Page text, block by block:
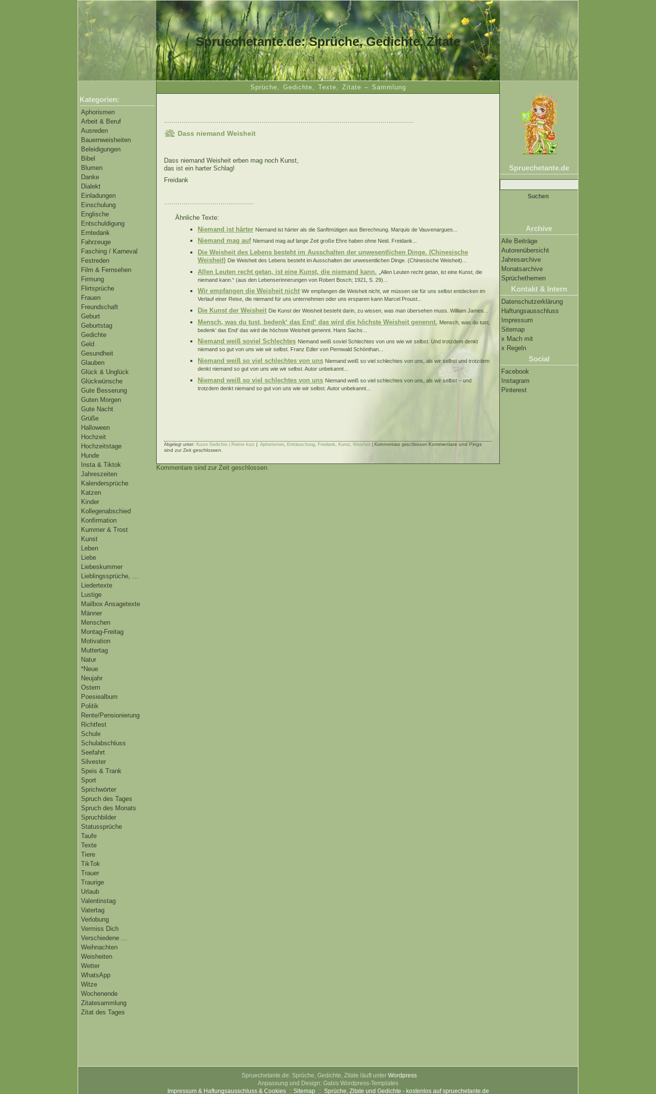
Spruechetante.de: Sprüche, Gedichte, Zitate
Sprüche, Gedichte, Texte, Zitate – Sammlung
Kategorien:
Aphorismen
Arbeit & Beruf
Ausreden
Bauernweisheiten
Beleidigungen
Bibel
Blumen
Danke
Dialekt
Einladungen
Einschulung
Englische
Entschuldigung
Erntedank
Fahrzeuge
Fasching / Karneval
Festreden
Film & Fernsehen
Firmung
Flirtsprüche
Frauen
Freundschaft
Geburt
Geburtstag
Gedichte
Geld
Gesundheit
Glauben
Glück & Unglück
Glückwünsche
Gute Besserung
Guten Morgen
Gute Nacht
Grüße
Halloween
Hochzeit
Hochzeitstage
Hunde
Insta & Tiktok
Jahreszeiten
Kalendersprüche
Katzen
Kinder
Kollegenabschied
Konfirmation
Kummer & Trost
Kunst
Leben
Liebe
Liebeskummer
Lieblingssprüche, …
Liedertexte
Lustige
Mailbox Ansagetexte
Männer
Menschen
Montag-Freitag
Motivation
Muttertag
Natur
*Neue
Neujahr
Ostern
Poesiealbum
Politik
Rente/Pensionierung
Richtfest
Schule
Schulabschluss
Seefahrt
Silvester
Speis & Trank
Sport
Sprichwörter
Spruch des Tages
Spruch des Monats
Spruchbilder
Statussprüche
Taufe
Texte
Tiere
TikTok
Trauer
Traurige
Urlaub
Valentinstag
Vatertag
Verlobung
Vermiss Dich
Verschiedene …
Weihnachten
Weisheiten
Wetter
WhatsApp
Witze
Wochenende
Zitatesammlung
Zitat des Tages
Spruechetante.de
Suche
nach:
Archive
Alle Beiträge
Autorenübersicht
Jahresarchive
Monatsarchive
Sprüchethemen
Kontakt & Intern
Datenschutzerklärung
Haftungsausschluss
Impressum
Sitemap
x Mach mit
x Regeln
Social
Facebook
Instagram
Pinterest
................................................................................................................................
Dass niemand Weisheit
Dass niemand Weisheit erben mag noch Kunst,
das ist ein harter Schlag!
Freidank
Ähnliche Texte:
Niemand ist härter Niemand ist härter als die Sanftmütigen aus Berechnung. Marquis de Vauvenargues...
Niemand mag auf Niemand mag auf lange Zeit große Ehre haben ohne Neid. Freidank...
Die Weisheit des Lebens besteht im Ausschalten der unwesentlichen Dinge. (Chinesische
Weisheit) Die Weisheit des Lebens besteht im Ausschalten der unwesentlichen Dinge. (Chinesische Weisheit)...
Allen Leuten recht getan, ist eine Kunst, die niemand kann.
„Allen Leuten recht getan, ist eine Kunst, die
niemand kann.“ (aus den Lebenserinnerungen von Robert Bosch; 1921, S. 29)...
Wir empfangen die Weisheit nicht Wir empfangen die Weisheit nicht, wir müssen sie für uns selbst entdecken im
Verlauf einer Reise, die niemand für uns unternehmen oder uns ersparen kann Marcel Proust...
Die Kunst der Weisheit Die Kunst der Weisheit besteht darin, zu wissen, was man übersehen muss. William James...
Mensch, was du tust, bedenk‘ das End‘ das wird die höchste Weisheit genennt. Mensch, was du tust,
bedenk‘ das End‘ das wird die höchste Weisheit genennt. Hans Sachs...
Niemand weiß soviel Schlechtes Niemand weiß soviel Schlechtes von uns wie wir selbst. Und trotzdem denkt
niemand so gut von uns wie wir selbst. Franz Edler von Pernwald Schönthan...
Niemand weiß so viel schlechtes von uns Niemand weiß so viel schlechtes von uns, als wir selbst und trotzdem
denkt niemand so gut von uns wie wir selbst. Autor unbekannt...
Niemand weiß so viel schlechtes von uns Niemand weiß so viel schlechtes von uns, als wir selbst – und
trotzdem denkt niemand so gut von uns wie wir selbst. Autor unbekannt...
Abgelegt unter: Kurze Gedichte | Reime kurz Aphorismen, Enttäuschung, Freidank, Kunst, Weisheit Kommentare geschlossen Kommentare und Pings
sind zur Zeit geschlossen.
Kommentare sind zur Zeit geschlossen.
Spruechetante.de: Sprüche, Gedichte, Zitate läuft unter Wordpress
Anpassung und Design: Gabis Wordpress-Templates
Impressum & Haftungsausschluss & Cookies:: Sitemap :: Sprüche, Zitate und Gedichte - kostenlos auf spruechetante.de